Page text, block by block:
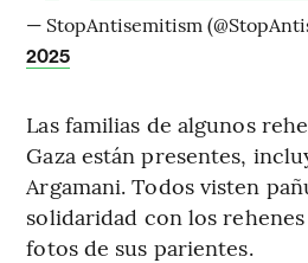
— StopAntisemitism
2025
Las familias de algunos
Gaza están presentes,
Argamani. Todos visten
solidaridad con los
fotos de sus parientes.